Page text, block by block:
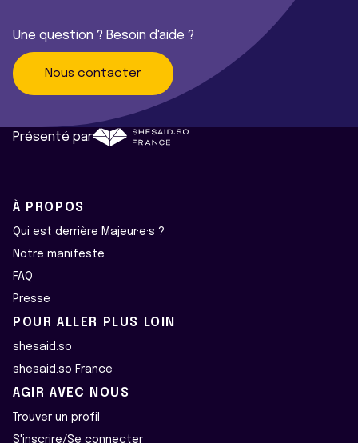
Une question ? Besoin d'aide ?
Nous contacter
Présenté par
À PROPOS
Qui est derrière Majeur·e·s ?
Notre manifeste
FAQ
Presse
POUR ALLER PLUS LOIN
shesaid.so
shesaid.so France
AGIR AVEC NOUS
Trouver un profil
S'inscrire/Se connecter